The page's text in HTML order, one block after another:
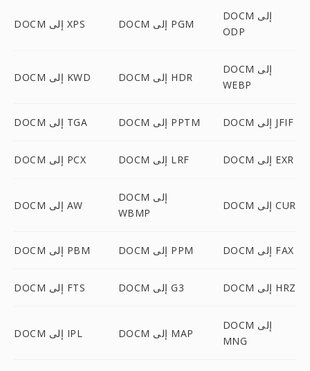
DOCM إلى XPS DOCM إلى PGM
DOCM إلى
ODP
DOCM إلى KWD DOCM إلى HDR
DOCM إلى
WEBP
DOCM إلى TGA DOCM إلى PPTM DOCM إلى JFIF
DOCM إلى PCX DOCM إلى LRF DOCM إلى EXR
DOCM إلى AW
DOCM إلى
WBMP
DOCM إلى CUR
DOCM إلى PBM DOCM إلى PPM DOCM إلى FAX
DOCM إلى FTS DOCM إلى G3 DOCM إلى HRZ
DOCM إلى IPL DOCM إلى MAP
DOCM إلى
MNG